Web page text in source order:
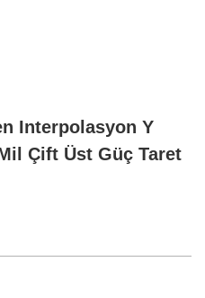
Interpolasyon Y
Çift Üst Güç Taret